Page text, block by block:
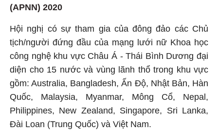
(APNN) 2020
Hội nghị có sự tham gia của đông đảo các Chủ
tịch/người đứng đầu của mạng lưới nữ Khoa học
công nghệ khu vực Châu Á - Thái Bình Dương đại
diện cho 15 nước và vùng lãnh thổ trong khu vực
gồm: Australia, Bangladesh, Ấn Độ, Nhật Bản, Hàn
Quốc, Malaysia, Myanmar, Mông Cổ, Nepal,
Philippines, New Zealand, Singapore, Sri Lanka,
Đài Loan (Trung Quốc) và Việt Nam.